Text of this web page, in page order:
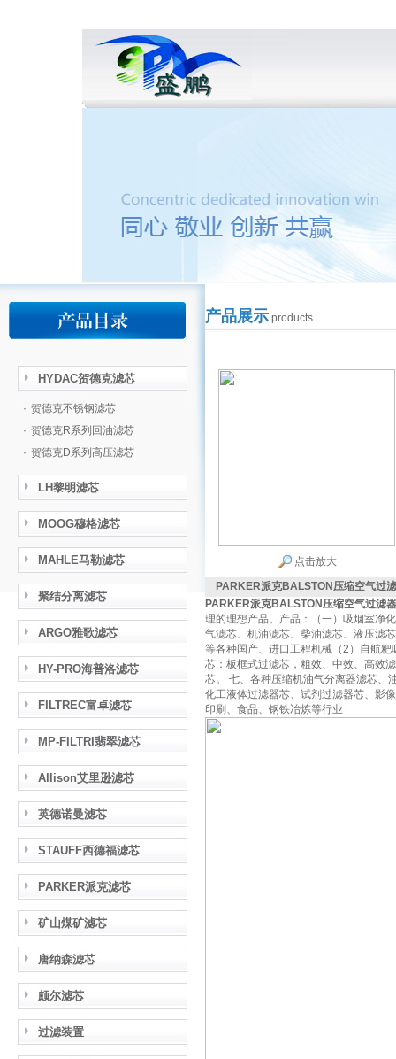
HYDAC贺德克滤芯
· 贺德克不锈钢滤芯
· 贺德克R系列回油滤芯
· 贺德克D系列高压滤芯
LH黎明滤芯
MOOG穆格滤芯
MAHLE马勒滤芯
聚结分离滤芯
ARGO雅歌滤芯
HY-PRO海普洛滤芯
FILTREC富卓滤芯
MP-FILTRI翡翠滤芯
Allison艾里逊滤芯
英德诺曼滤芯
STAUFF西德福滤芯
PARKER派克滤芯
矿山煤矿滤芯
唐纳森滤芯
颇尔滤芯
过滤装置
产品展示 products
点击放大
PARKER派克BALSTON压缩空气过
PARKER派克BALSTON压缩空气过滤
理的理想产品。产品：（一）吸烟室净
气滤芯、机油滤芯、柴油滤芯、液压滤
等各种国产、进口工程机械（2）自航
芯：板框式过滤芯，粗效、中效、高效
芯。 七、各种压缩机油气分离器滤芯、
化工液体过滤器芯、试剂过滤器芯、影
印刷、食品、钢铁冶炼等行业